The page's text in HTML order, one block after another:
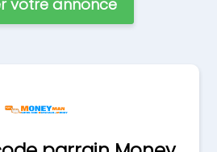
votre annonce